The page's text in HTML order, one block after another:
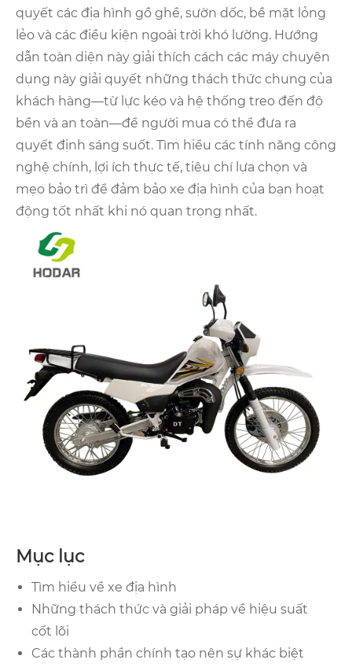
quyết các địa hình gồ ghề, sườn dốc, bề mặt lỏng
lẻo và các điều kiện ngoài trời khó lường. Hướng
dẫn toàn diện này giải thích cách các máy chuyên
dụng này giải quyết những thách thức chung của
khách hàng—từ lực kéo và hệ thống treo đến độ
bền và an toàn—để người mua có thể đưa ra
quyết định sáng suốt. Tìm hiểu các tính năng công
nghệ chính, lợi ích thực tế, tiêu chí lựa chọn và
mẹo bảo trì để đảm bảo xe địa hình của bạn hoạt
động tốt nhất khi nó quan trọng nhất.
Mục lục
Tìm hiểu về xe địa hình
Những thách thức và giải pháp về hiệu suất
cốt lõi
Các thành phần chính tạo nên sự khác biệt